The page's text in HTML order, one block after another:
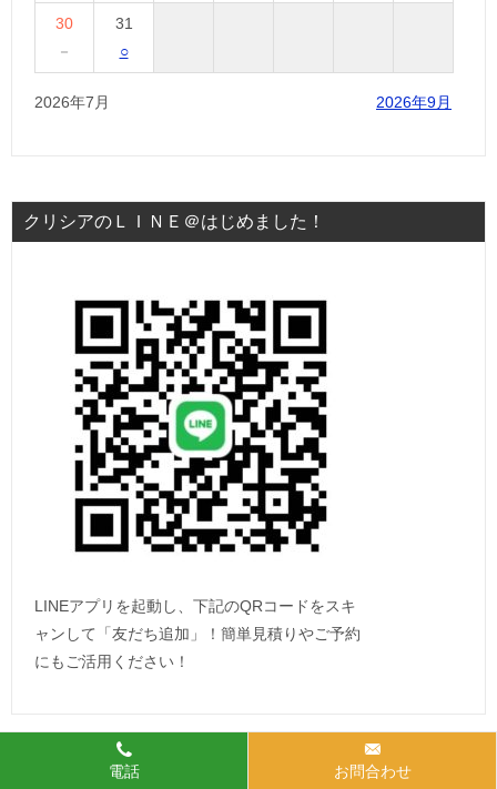
30
－
31
○
2026年7月 2026年9月
クリシアのＬＩＮＥ＠はじめました！
LINEアプリを起動し、下記のQRコードをスキ
ャンして「友だち追加」！簡単見積りやご予約
にもご活用ください！
クレジットカード決済OK！
電話 お問合わせ